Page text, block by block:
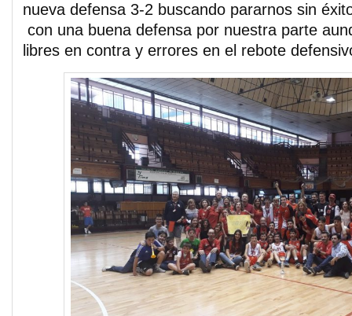
nueva defensa 3-2 buscando pararnos sin
con una buena defensa por nuestra parte
libres en contra y errores en el rebote